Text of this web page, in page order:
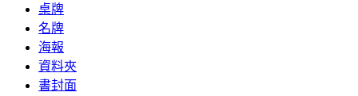
桌牌
名牌
海報
資料夾
書封面